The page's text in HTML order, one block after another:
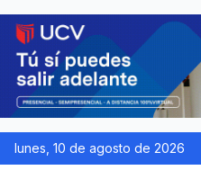
lunes, 10 de agosto de 2026